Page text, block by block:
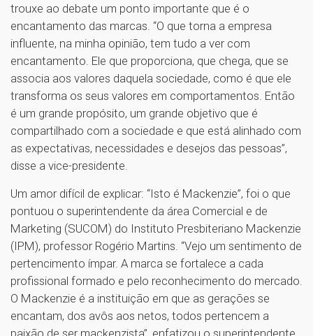
trouxe ao debate um ponto importante que é o
encantamento das marcas. “O que torna a empresa
influente, na minha opinião, tem tudo a ver com
encantamento. Ele que proporciona, que chega, que se
associa aos valores daquela sociedade, como é que ele
transforma os seus valores em comportamentos. Então
é um grande propósito, um grande objetivo que é
compartilhado com a sociedade e que está alinhado com
as expectativas, necessidades e desejos das pessoas”,
disse a vice-presidente.
Um amor difícil de explicar: “Isto é Mackenzie”, foi o que
pontuou o superintendente da área Comercial e de
Marketing (SUCOM) do Instituto Presbiteriano Mackenzie
(IPM), professor Rogério Martins. “Vejo um sentimento de
pertencimento ímpar. A marca se fortalece a cada
profissional formado e pelo reconhecimento do mercado.
O Mackenzie é a instituição em que as gerações se
encantam, dos avôs aos netos, todos pertencem a
paixão de ser mackenzista”, enfatizou o superintendente.